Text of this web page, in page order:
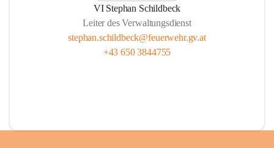
VI Stephan Schildbeck
Leiter des Verwaltungsdienst
stephan.schildbeck@feuerwehr.gv.at
+43 650 3844755